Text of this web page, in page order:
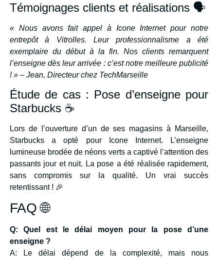
Témoignages clients et réalisations 🗣️
« Nous avons fait appel à Icone Internet pour notre
entrepôt à Vitrolles. Leur professionnalisme a été
exemplaire du début à la fin. Nos clients remarquent
l’enseigne dès leur arrivée : c’est notre meilleure publicité
! » – Jean, Directeur chez TechMarseille
Étude de cas : Pose d’enseigne pour
Starbucks ☕
Lors de l’ouverture d’un de ses magasins à Marseille,
Starbucks a opté pour Icone Internet. L’enseigne
lumineuse brodée de néons verts a captivé l’attention des
passants jour et nuit. La pose a été réalisée rapidement,
sans compromis sur la qualité. Un vrai succès
retentissant ! 🎉
FAQ 🌐
Q: Quel est le délai moyen pour la pose d’une
enseigne ?
A: Le délai dépend de la complexité, mais nous